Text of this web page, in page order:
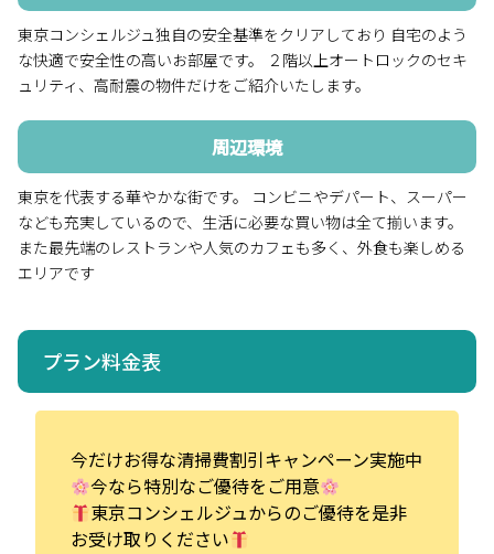
東京コンシェルジュ独自の安全基準をクリアしており 自宅のよう
な快適で安全性の高いお部屋です。 ２階以上オートロックのセキ
ュリティ、高耐震の物件だけをご紹介いたします。
周辺環境
東京を代表する華やかな街です。 コンビニやデパート、スーパー
なども充実しているので、生活に必要な買い物は全て揃います。
また最先端のレストランや人気のカフェも多く、外食も楽しめる
エリアです
プラン料金表
今だけお得な清掃費割引キャンペーン実施中
今なら特別なご優待をご用意
東京コンシェルジュからのご優待を是非
お受け取りください